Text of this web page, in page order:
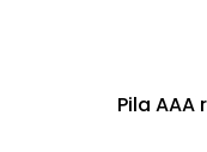
Pila AAA